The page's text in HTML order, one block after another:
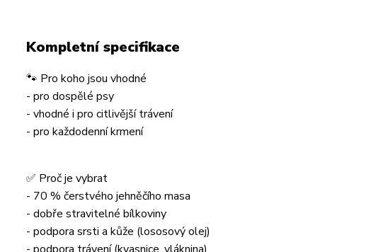
Kompletní specifikace
🐾 Pro koho jsou vhodné
- pro dospělé psy
- vhodné i pro citlivější trávení
- pro každodenní krmení
✅ Proč je vybrat
- 70 % čerstvého jehněčího masa
- dobře stravitelné bílkoviny
- podpora srsti a kůže (lososový olej)